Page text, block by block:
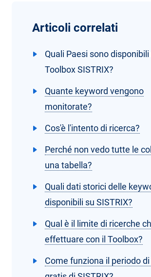
Articoli correlati
Quali Paesi sono disponibili
Toolbox SISTRIX?
Quante keyword vengono
monitorate?
Cos'è l'intento di ricerca?
Perché non vedo tutte le
una tabella?
Quali dati storici delle
disponibili su SISTRIX?
Qual è il limite di ricerche
effettuare con il Toolbox?
Come funziona il periodo